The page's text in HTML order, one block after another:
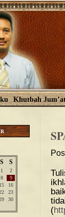
Khutbah
S S
1
2
8
9
15
16
23
30
(